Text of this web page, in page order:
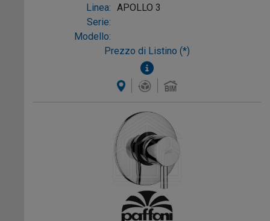
Linea: APOLLO 3
Serie:
Modello:
Prezzo di Listino (*)